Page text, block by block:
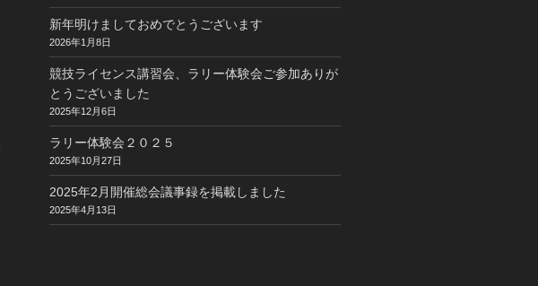
新年明けましておめでとうございます
2026年1月8日
競技ライセンス講習会、ラリー体験会ご参加ありが
とうございました
2025年12月6日
ラリー体験会２０２５
2025年10月27日
2025年2月開催総会議事録を掲載しました
2025年4月13日